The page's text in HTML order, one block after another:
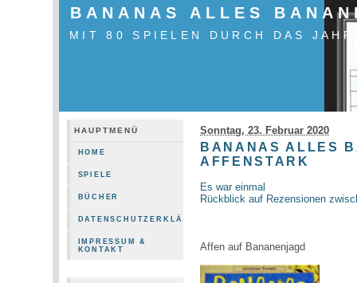
BANANAS ALLES
MIT 80 SPIELEN DURCH DAS JAHR
HAUPTMENÜ
HOME
SPIELE
BÜCHER
DATENSCHUTZERKLÄRUNG
IMPRESSUM &
KONTAKT
Sonntag, 23. Februar 2020
BANANAS ALLES
AFFENSTARK
Es war einmal
Rückblick auf Rezensionen
Affen auf Bananenjagd